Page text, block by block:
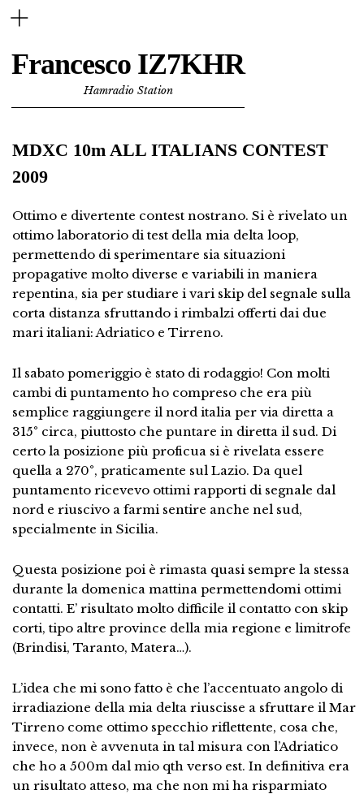
Francesco IZ7KHR
Hamradio Station
MDXC 10m ALL ITALIANS CONTEST
2009
Ottimo e divertente contest nostrano. Si è rivelato un
ottimo laboratorio di test della mia delta loop,
permettendo di sperimentare sia situazioni
propagative molto diverse e variabili in maniera
repentina, sia per studiare i vari skip del segnale sulla
corta distanza sfruttando i rimbalzi offerti dai due
mari italiani: Adriatico e Tirreno.
Il sabato pomeriggio è stato di rodaggio! Con molti
cambi di puntamento ho compreso che era più
semplice raggiungere il nord italia per via diretta a
315° circa, piuttosto che puntare in diretta il sud. Di
certo la posizione più proficua si è rivelata essere
quella a 270°, praticamente sul Lazio. Da quel
puntamento ricevevo ottimi rapporti di segnale dal
nord e riuscivo a farmi sentire anche nel sud,
specialmente in Sicilia.
Questa posizione poi è rimasta quasi sempre la stessa
durante la domenica mattina permettendomi ottimi
contatti. E’ risultato molto difficile il contatto con skip
corti, tipo altre province della mia regione e limitrofe
(Brindisi, Taranto, Matera…).
L’idea che mi sono fatto è che l’accentuato angolo di
irradiazione della mia delta riuscisse a sfruttare il Mar
Tirreno come ottimo specchio riflettente, cosa che,
invece, non è avvenuta in tal misura con l’Adriatico
che ho a 500m dal mio qth verso est. In definitiva era
un risultato atteso, ma che non mi ha risparmiato